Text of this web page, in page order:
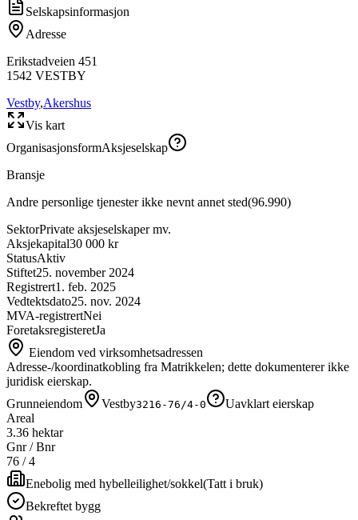
Selskapsinformasjon
Adresse
Erikstadveien 451
1542 VESTBY
Vestby,Akershus
Vis kart
OrganisasjonsformAksjeselskap
Bransje
Andre personlige tjenester ikke nevnt annet sted(96.990)
SektorPrivate aksjeselskaper mv.
Aksjekapital30 000 kr
StatusAktiv
Stiftet25. november 2024
Registrert1. feb. 2025
Vedtektsdato25. nov. 2024
MVA-registrertNei
ForetaksregisteretJa
Eiendom ved virksomhetsadressen
Adresse-/koordinatkobling fra Matrikkelen; dette dokumenterer ikke
juridisk eierskap.
Grunneiendom
Vestby3216-76/4-0
Uavklart eierskap
Areal
3.36 hektar
Gnr / Bnr
76 /4
Enebolig med hybelleilighet/sokkel(Tatt i bruk)
Bekreftet bygg